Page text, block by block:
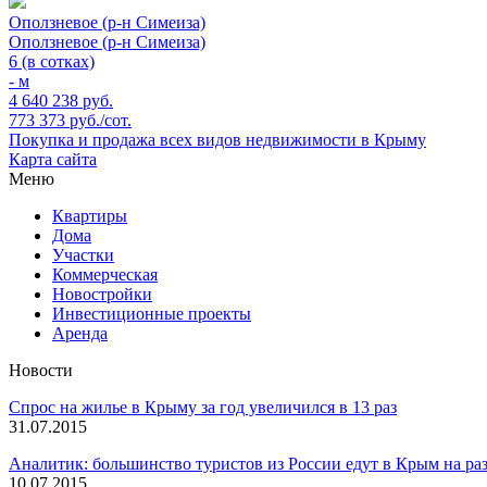
Оползневое (р-н Симеиза)
Оползневое (р-н Симеиза)
6 (в сотках)
- м
4 640 238 руб.
773 373 руб./сот.
Покупка и продажа всех видов недвижимости в Крыму
Карта сайта
Меню
Квартиры
Дома
Участки
Коммерческая
Новостройки
Инвестиционные проекты
Аренда
Новости
Спрос на жилье в Крыму за год увеличился в 13 раз
31.07.2015
Аналитик: большинство туристов из России едут в Крым на
10.07.2015